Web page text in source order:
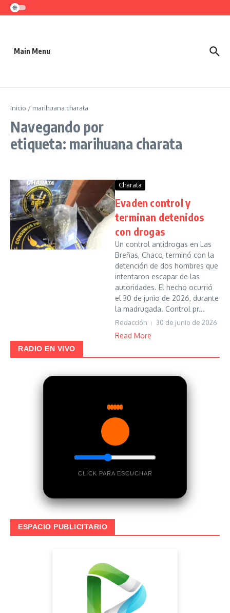
Saltar al contenido
Main Menu
Inicio / marihuana charata
Navegando por
etiqueta: marihuana charata
Charata
Evaden control y
terminan detenidos
con drogas
Un control antidrogas en Las
Breñas, Chaco, terminó con la
detención de dos hombres que
intentaron escapar de las
autoridades. El hecho ocurrió
el 30 de junio de 2026, durante
la madrugada. Control pr...
Redacción 30 de junio de 2026
Read More
RADIO EN VIVO
CLICK PARA ESCUCHAR
ESPACIO PUBLICITARIO